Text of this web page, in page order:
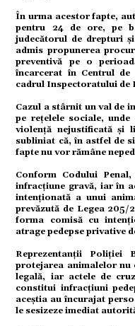
În urma acestor fapte,
pentru 24 de ore, pe
judecătorul de drepturi
admis propunerea
preventivă pe o
încarcerat în Centrul de
cadrul Inspectoratului de
Cazul a stârnit un val de
pe rețelele sociale,
violență nejustificată și
subliniat că, în astfel de
fapte nu vor rămâne
Conform Codului
infracțiune gravă, iar în
intenționată a unui
prevăzută de Legea
forma comisă cu
atrage pedepse privative
Reprezentanții Poliției
protejarea animalelor nu
legală, iar actele de
constitui infracțiuni
aceștia au încurajat
le sesizeze imediat